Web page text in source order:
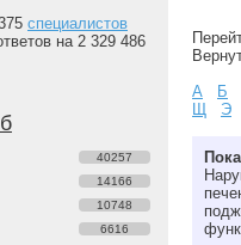
специалистов
на 2 329 486
40257
14166
10748
6616
А
Б
Щ
Э